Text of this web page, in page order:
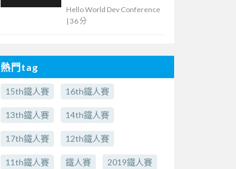
Hello World Dev Conference
| 36 分
熱門tag
15th鐵人賽 16th鐵人賽
13th鐵人賽 14th鐵人賽
17th鐵人賽 12th鐵人賽
11th鐵人賽 鐵人賽 2019鐵人賽